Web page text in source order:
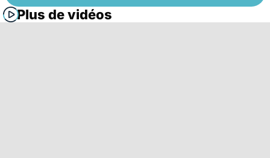
Plus de vidéos